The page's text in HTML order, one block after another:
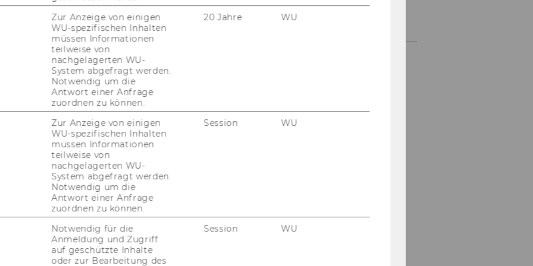
your ideas with
dis­co­ver what it takes to build a real
al­rea­dy have an idea or are still loo­
the Ide­aL­ab takes you on a three-​
and idea­ti­on to pro­to­typing and pit­ching
be the next uni­corn.
the Ide­aL­AB
that takes you from your first spark of
Zur Anzeige von einigen
WU-spezifischen Inhalten
müssen Informationen
teilweise von
nachgelagerten WU-
System abgefragt werden.
Notwendig um die
Antwort einer Anfrage
zuordnen zu können.
20 Jahre WU
Zur Anzeige von einigen
WU-spezifischen Inhalten
müssen Informationen
teilweise von
nachgelagerten WU-
System abgefragt werden.
Notwendig um die
Antwort einer Anfrage
zuordnen zu können.
Session WU
Notwendig für die
Anmeldung und Zugriff
auf geschützte Inhalte
oder zur Bearbeitung des
Session WU